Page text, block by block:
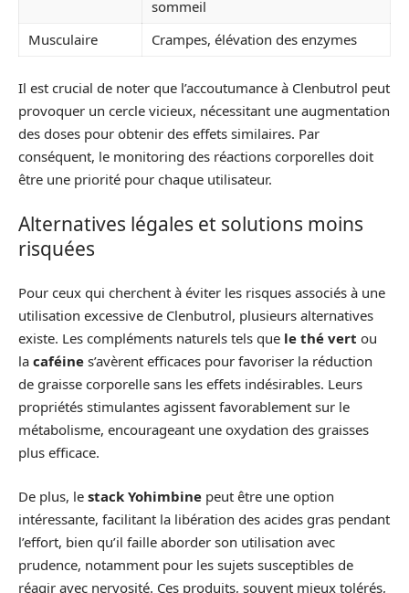
sommeil
Musculaire
Crampes, élévation des enzymes
Il est crucial de noter que l’accoutumance à Clenbutrol peut
provoquer un cercle vicieux, nécessitant une augmentation
des doses pour obtenir des effets similaires. Par
conséquent, le monitoring des réactions corporelles doit
être une priorité pour chaque utilisateur.
Alternatives légales et solutions moins
risquées
Pour ceux qui cherchent à éviter les risques associés à une
utilisation excessive de Clenbutrol, plusieurs alternatives
existe. Les compléments naturels tels que le thé vert ou
la caféine s’avèrent efficaces pour favoriser la réduction
de graisse corporelle sans les effets indésirables. Leurs
propriétés stimulantes agissent favorablement sur le
métabolisme, encourageant une oxydation des graisses
plus efficace.
De plus, le stack Yohimbine peut être une option
intéressante, facilitant la libération des acides gras pendant
l’effort, bien qu’il faille aborder son utilisation avec
prudence, notamment pour les sujets susceptibles de
réagir avec nervosité. Ces produits, souvent mieux tolérés,